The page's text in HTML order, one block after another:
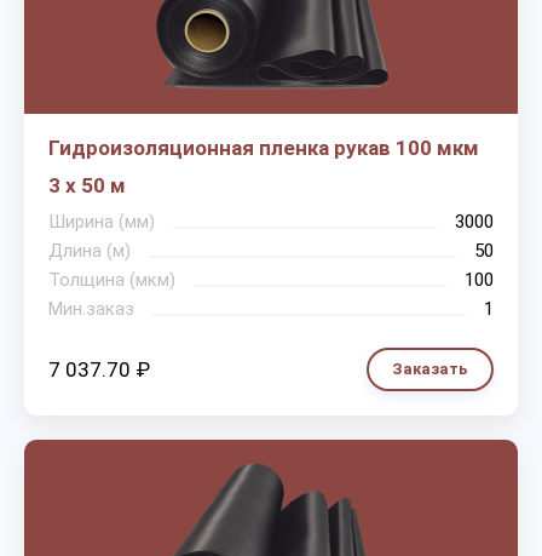
Гидроизоляционная пленка рукав 100 мкм
3 х 50 м
Ширина (мм)
3000
Длина (м)
50
Толщина (мкм)
100
Мин.заказ
1
7 037.70 ₽ Заказать